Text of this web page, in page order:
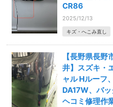
CR86
2025/12/13
キズ・へこみ直し
【長野県長野
井】スズキ・
ャル Hルーフ
DA17W、バ
ヘコミ修理作